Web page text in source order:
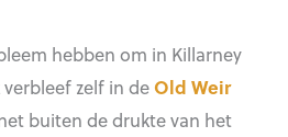
hebben om in Killarney
zelf in de Old Weir
buiten de drukte van het